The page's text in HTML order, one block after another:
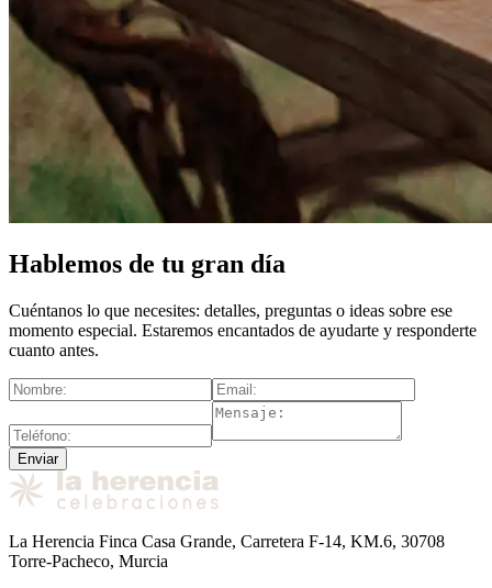
Hablemos de tu gran día
Cuéntanos lo que necesites: detalles, preguntas o ideas sobre ese
momento especial. Estaremos encantados de ayudarte y responderte
cuanto antes.
Enviar
La Herencia Finca Casa Grande, Carretera F-14, KM.6, 30708
Torre-Pacheco, Murcia